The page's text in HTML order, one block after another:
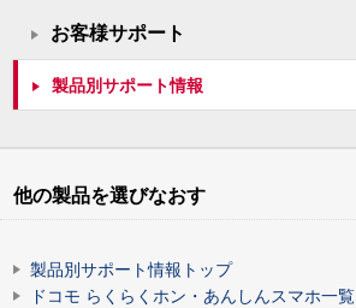
お客様サポート
製品別サポート情報
他の製品を選びなおす
製品別サポート情報トップ
ドコモ らくらくホン・あんしんスマホ一覧